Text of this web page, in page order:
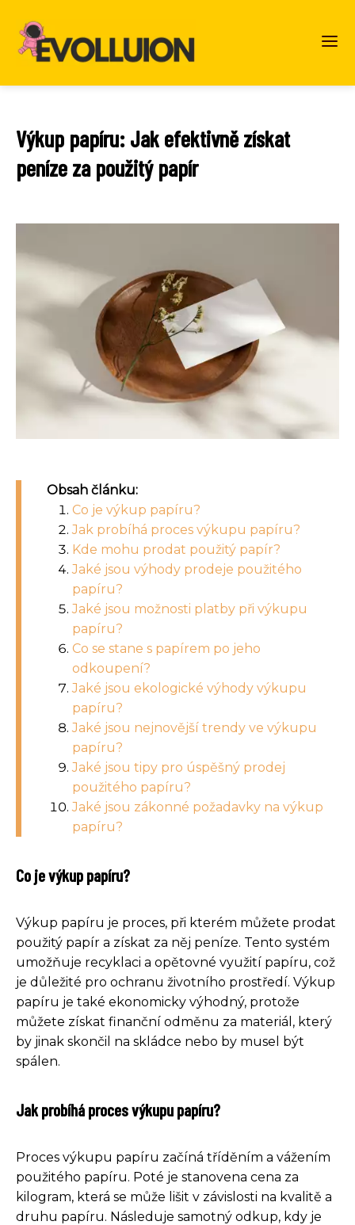
Výkup papíru: Jak efektivně získat
peníze za použitý papír
Obsah článku:
Co je výkup papíru?
Jak probíhá proces výkupu papíru?
Kde mohu prodat použitý papír?
Jaké jsou výhody prodeje použitého
papíru?
Jaké jsou možnosti platby při výkupu
papíru?
Co se stane s papírem po jeho
odkoupení?
Jaké jsou ekologické výhody výkupu
papíru?
Jaké jsou nejnovější trendy ve výkupu
papíru?
Jaké jsou tipy pro úspěšný prodej
použitého papíru?
Jaké jsou zákonné požadavky na výkup
papíru?
Co je výkup papíru?
Výkup papíru je proces, při kterém můžete prodat
použitý papír a získat za něj peníze. Tento systém
umožňuje recyklaci a opětovné využití papíru, což
je důležité pro ochranu životního prostředí. Výkup
papíru je také ekonomicky výhodný, protože
můžete získat finanční odměnu za materiál, který
by jinak skončil na skládce nebo by musel být
spálen.
Jak probíhá proces výkupu papíru?
Proces výkupu papíru začíná tříděním a vážením
použitého papíru. Poté je stanovena cena za
kilogram, která se může lišit v závislosti na kvalitě a
druhu papíru. Následuje samotný odkup, kdy je